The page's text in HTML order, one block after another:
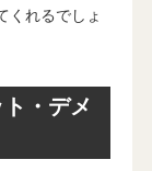
くれるでしょ
・デメ